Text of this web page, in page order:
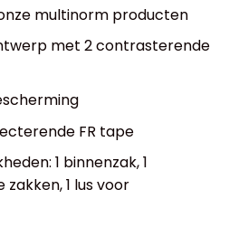
multinorm producten
met 2 contrasterende
FR tape
1 binnenzak, 1
1 lus voor